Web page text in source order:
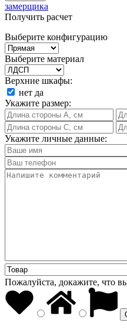
замерщика
Получить расчет
Выберите конфигурацию
Выберите материал
Верхние шкафы:
нет да
Укажите размер:
Укажите личные данные:
Пожалуйста, докажите, что